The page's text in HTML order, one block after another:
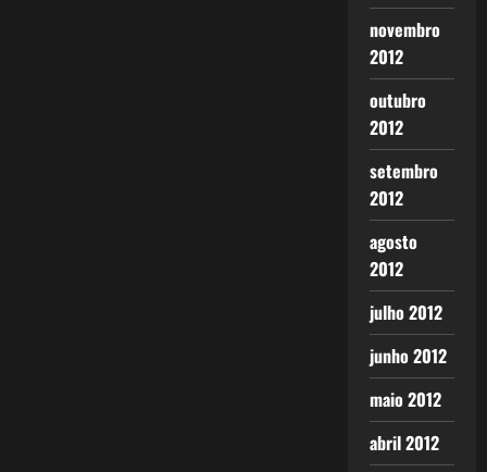
novembro
2012
outubro
2012
setembro
2012
agosto
2012
julho 2012
junho 2012
maio 2012
abril 2012